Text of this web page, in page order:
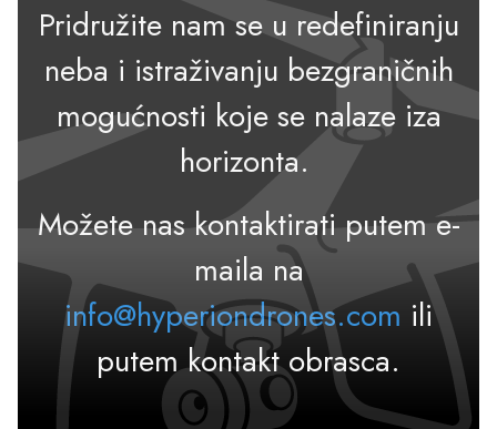
Pridružite nam se u redefiniranju
neba i istraživanju bezgraničnih
mogućnosti koje se nalaze iza
horizonta.
Možete nas kontaktirati putem e-
maila na
info@hyperiondrones.com ili
putem kontakt obrasca.